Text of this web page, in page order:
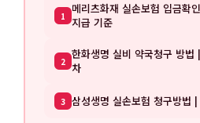
1 메리츠화재 실손보험 입금확
지급 기준
2 한화생명 실비 약국청구 방
차
3 삼성생명 실손보험 청구방법